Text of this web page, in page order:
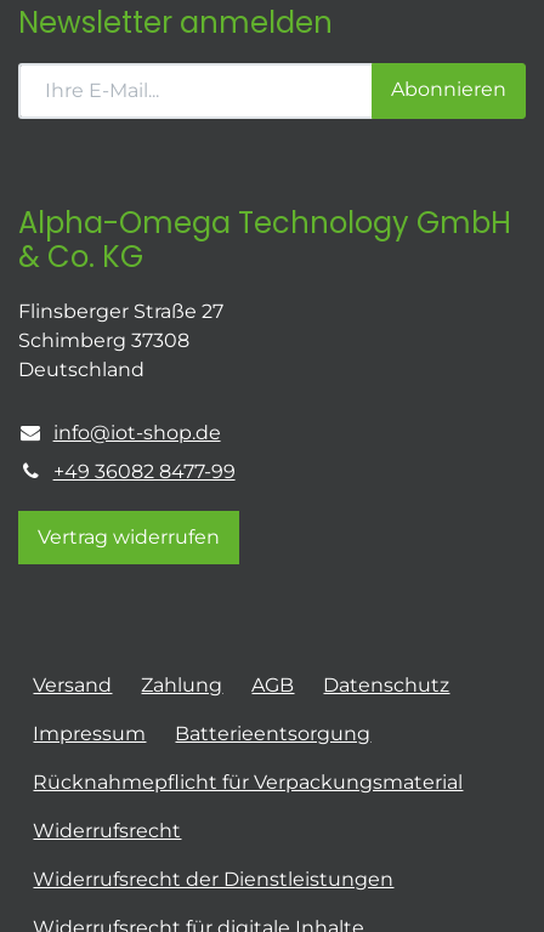
Newsletter anmelden
Abonnieren
Alpha-Omega Technology GmbH
& Co. KG
Flinsberger Straße 27
Schimberg 37308
Deutschland
info@iot-shop.de
+49 36082 8477-99
Vertrag widerrufen
Versand Zahlung AGB Datenschutz
Impressum Batterieentsorgung
Rücknahmepflicht für Verpackungsmaterial
Widerrufsrecht
Widerrufsrecht der Dienstleistungen